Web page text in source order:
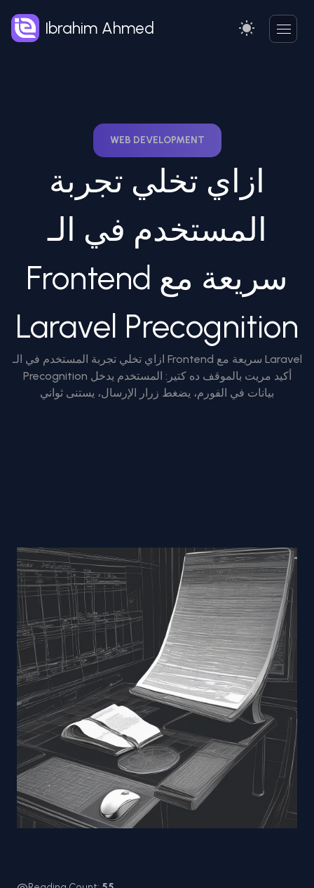
Ibrahim Ahmed
WEB DEVELOPMENT
ازاي تخلي تجربة
المستخدم في الـ
Frontend سريعة مع
Laravel Precognition
ازاي تخلي تجربة المستخدم في الـ Frontend سريعة مع Laravel
Precognition أكيد مريت بالموقف ده كتير: المستخدم يدخل
بيانات في الفورم، يضغط زرار الإرسال، يستنى ثواني